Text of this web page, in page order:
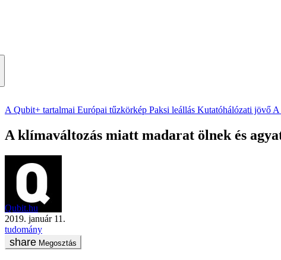
A Qubit+ tartalmai Európai tűzkörkép Paksi leállás Kutatóhálózati jövő A
A klímaváltozás miatt madarat ölnek és
Qubit.hu
2019. január 11.
tudomány
Megosztás